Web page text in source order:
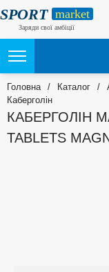
SPORT market
Заряди свої амбіції
Головна / Каталог /
Каберголін
КАБЕРГОЛІН
TABLETS